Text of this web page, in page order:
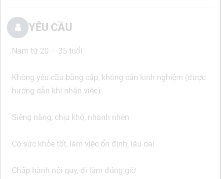
YÊU CẦU
Nam từ 20 – 35 tuổi
Không yêu cầu bằng cấp, không cần kinh nghiệm (được
hướng dẫn khi nhận việc)
Siêng năng, chịu khó, nhanh nhẹn
Có sức khỏe tốt, làm việc ổn định, lâu dài
Chấp hành nội quy, đi làm đúng giờ